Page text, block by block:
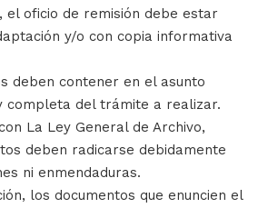
el oficio de remisión debe estar
y/o con copia informativa
deben contener en el asunto
completa del trámite a realizar.
La Ley General de Archivo,
deben radicarse debidamente
ni enmendaduras.
los documentos que enuncien el